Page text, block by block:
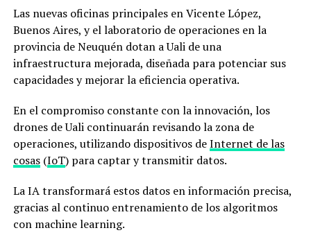
Las nuevas oficinas principales en Vicente López,
Buenos Aires, y el laboratorio de operaciones en la
provincia de Neuquén dotan a Uali de una
infraestructura mejorada, diseñada para potenciar sus
capacidades y mejorar la eficiencia operativa.
En el compromiso constante con la innovación, los
drones de Uali continuarán revisando la zona de
operaciones, utilizando dispositivos deInternet de las
cosas(IoT) para captar y transmitir datos.
La IA transformará estos datos en información precisa,
gracias al continuo entrenamiento de los algoritmos
con machine learning.